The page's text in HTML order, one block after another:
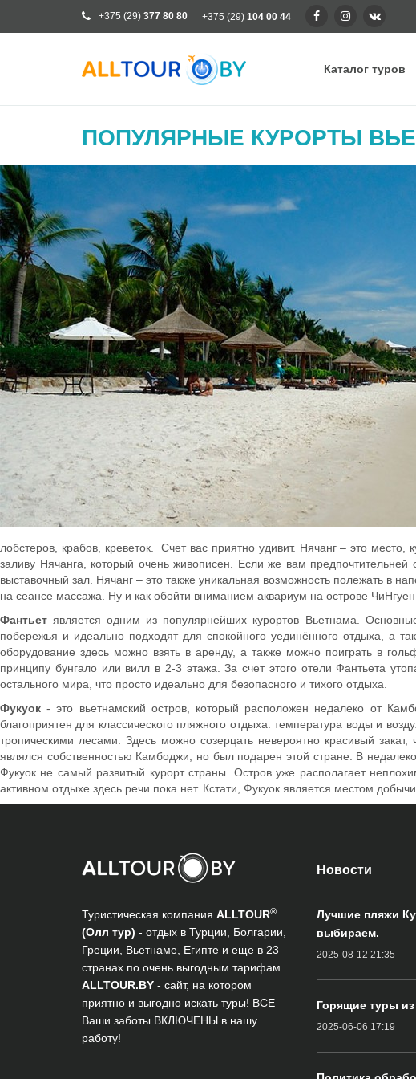
+375 (29) 377 80 80 +375 (29) 104 00 44
Каталог туров
ПОПУЛЯРНЫЕ КУРОРТЫ
лобстеров, крабов, креветок. Счет вас приятно удивит. Нячанг – это
заливу Нячанга, который очень живописен. Если же вам
выставочный зал. Нячанг – это также уникальная возможность полежать в
на сеансе массажа. Ну и как обойти вниманием аквариум на острове
Фантьет является одним из популярнейших курортов Вьетнама.
побережья и идеально подходят для спокойного уединённого отдыха,
оборудование здесь можно взять в аренду, а также можно поиграть в
принципу бунгало или вилл в 2-3 этажа. За счет этого отели Фантьета
остального мира, что просто идеально для безопасного и тихого отдыха.
Фукуок - это вьетнамский остров, который расположен недалеко от
благоприятен для классического пляжного отдыха: температура воды и
тропическими лесами. Здесь можно созерцать невероятно красивый
являлся собственностью Камбоджи, но был подарен этой стране. В
Фукуок не самый развитый курорт страны. Остров уже располагает
активном отдыхе здесь речи пока нет. Кстати, Фукуок является местом
Туристическая компания ALLTOUR®
(Олл тур) - отдых в Турции, Болгарии,
Греции, Вьетнаме, Египте и еще в 23
странах по очень выгодным тарифам.
ALLTOUR.BY - сайт, на котором
приятно и выгодно искать туры! ВСЕ
Ваши заботы ВКЛЮЧЕНЫ в нашу
работу!
Новости
Лучшие пляжи
выбираем.
2025-08-12 21:35
Горящие туры
2025-06-06 17:19